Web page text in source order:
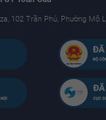
102 Trần Phú, Phường Mộ